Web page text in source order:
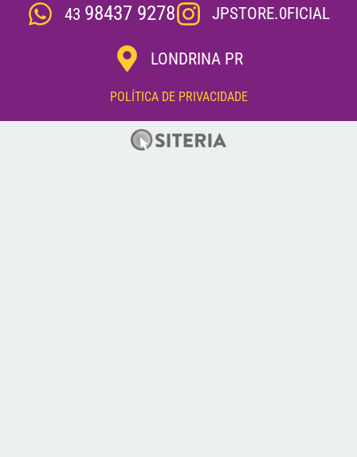
43 98437 9278 JPSTORE.0FICIAL
LONDRINA PR
POLÍTICA DE PRIVACIDADE